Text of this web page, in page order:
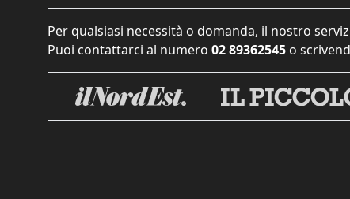
Per qualsiasi necessità o domanda, il nostro
Puoi contattarci al numero 02 89362545 o